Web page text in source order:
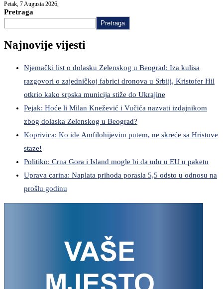
Petak, 7 Augusta 2026,
Pretraga
Pretraga
Najnovije vijesti
Njemački list o dolasku Zelenskog u Beograd: Iza kulisa
razgovori o zajedničkoj fabrici dronova u Srbiji, Kristofer Hil
otkrio kako srpska municija stiže do Ukrajine
Pejak: Hoće li Milan Knežević i Vučića nazvati izdajnikom
zbog dolaska Zelenskog u Beograd?
Koprivica: Ko ide Amfilohijevim putem, ne skreće sa Hristove
staze!
Politiko: Crna Gora i Island mogle bi da uđu u EU u paketu
Uprava carina: Naplata prihoda porasla 5,5 odsto u odnosu na
prošlu godinu